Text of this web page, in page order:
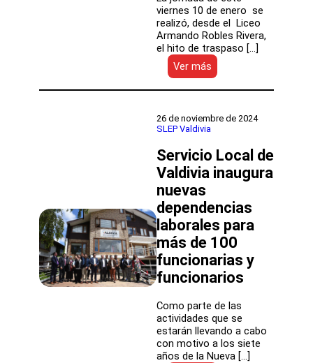
viernes 10 de enero se
realizó, desde el Liceo
Armando Robles Rivera,
el hito de traspaso […]
Ver más
SLEP
de
oficializa
las
escuelas,
liceos
jardínes
infantiles
26 de noviembre de 2024
SLEP Valdivia
Servicio Local de
Valdivia inaugura
nuevas
dependencias
laborales para
más de 100
funcionarias y
funcionarios
Como parte de las
actividades que se
estarán llevando a cabo
con motivo a los siete
años de la Nueva […]